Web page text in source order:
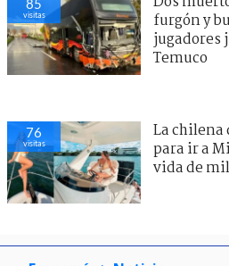
85
visitas
furgón y
jugadores
Temuco
76
visitas
La chilena
para ir a
vida de